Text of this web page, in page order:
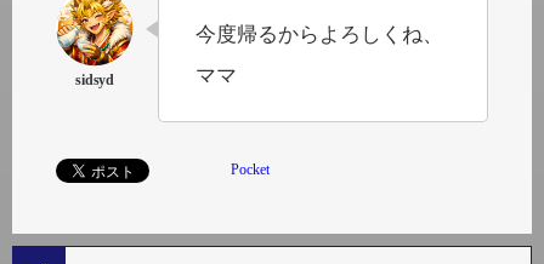
今度帰るからよろしくね、
ママ
Pocket